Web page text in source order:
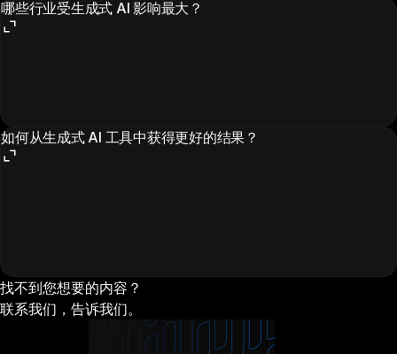
哪些行业受生成式 AI 影响最大？
如何从生成式 AI 工具中获得更好的结果？
找不到您想要的内容？
联系我们，告诉我们。